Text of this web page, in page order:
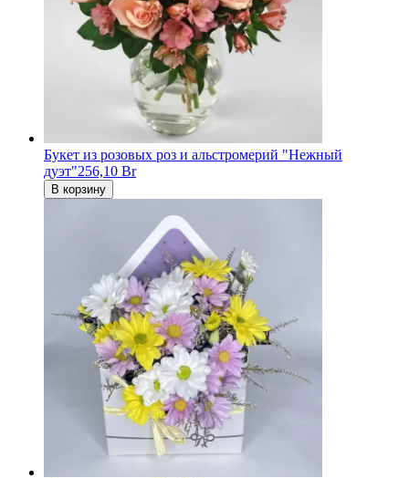
Букет из розовых роз и альстромерий "Нежный
дуэт"256,10 Br
В корзину